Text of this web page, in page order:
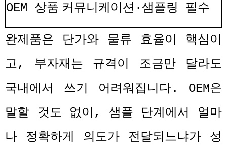
OEM 상품 커뮤니케이션 ·샘플링 필수
완제품은 단가와 물류 효율이 핵심이
고, 부자재는 규격이 조금만 달라도
국내에서 쓰기 어려워집니다. OEM은
말할 것도 없이 , 샘플 단계에서 얼마
나 정확하게 의도가 전달되느냐가 성